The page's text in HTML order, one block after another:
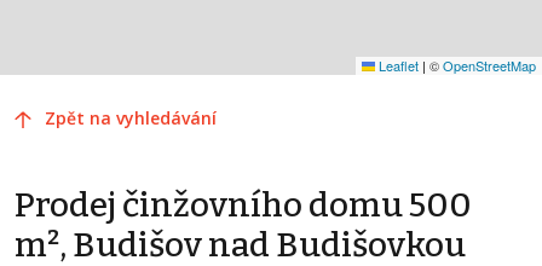
Leaflet | ©OpenStreetMap
Zpět na vyhledávání
Prodej činžovního domu 500
m², Budišov nad Budišovkou